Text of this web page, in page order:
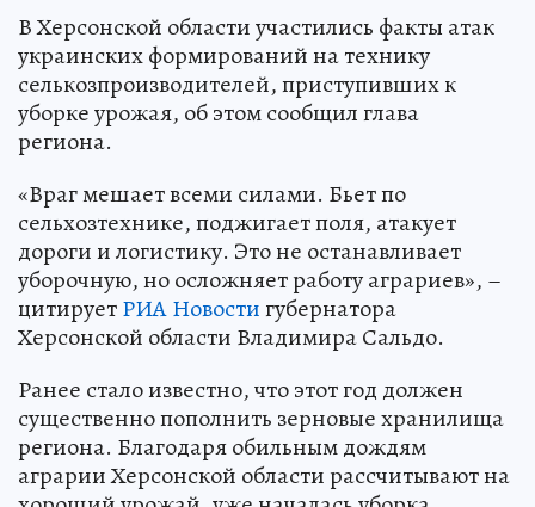
В Херсонской области участились факты атак
украинских формирований на технику
селькозпроизводителей, приступивших к
уборке урожая, об этом сообщил глава
региона.
«Враг мешает всеми силами. Бьет по
сельхозтехнике, поджигает поля, атакует
дороги и логистику. Это не останавливает
уборочную, но осложняет работу аграриев», –
цитируетРИА Новостигубернатора
Херсонской области Владимира Сальдо.
Ранее стало известно, что этот год должен
существенно пополнить зерновые хранилища
региона. Благодаря обильным дождям
аграрии Херсонской области рассчитывают на